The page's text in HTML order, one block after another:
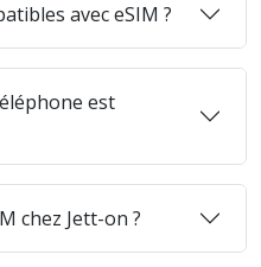
avec eSIM ?
est
chez Jett-on ?